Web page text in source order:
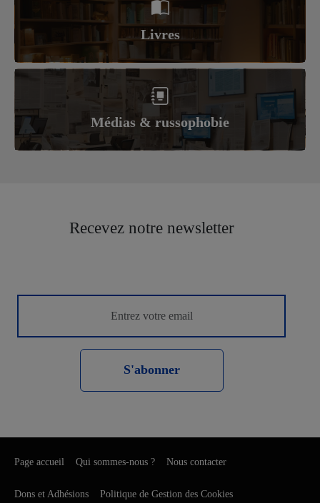
Livres
Médias & russophobie
Recevez notre newsletter
S'abonner
Page accueil Qui sommes-nous ? Nous contacter
Dons et Adhésions Politique de Gestion des Cookies